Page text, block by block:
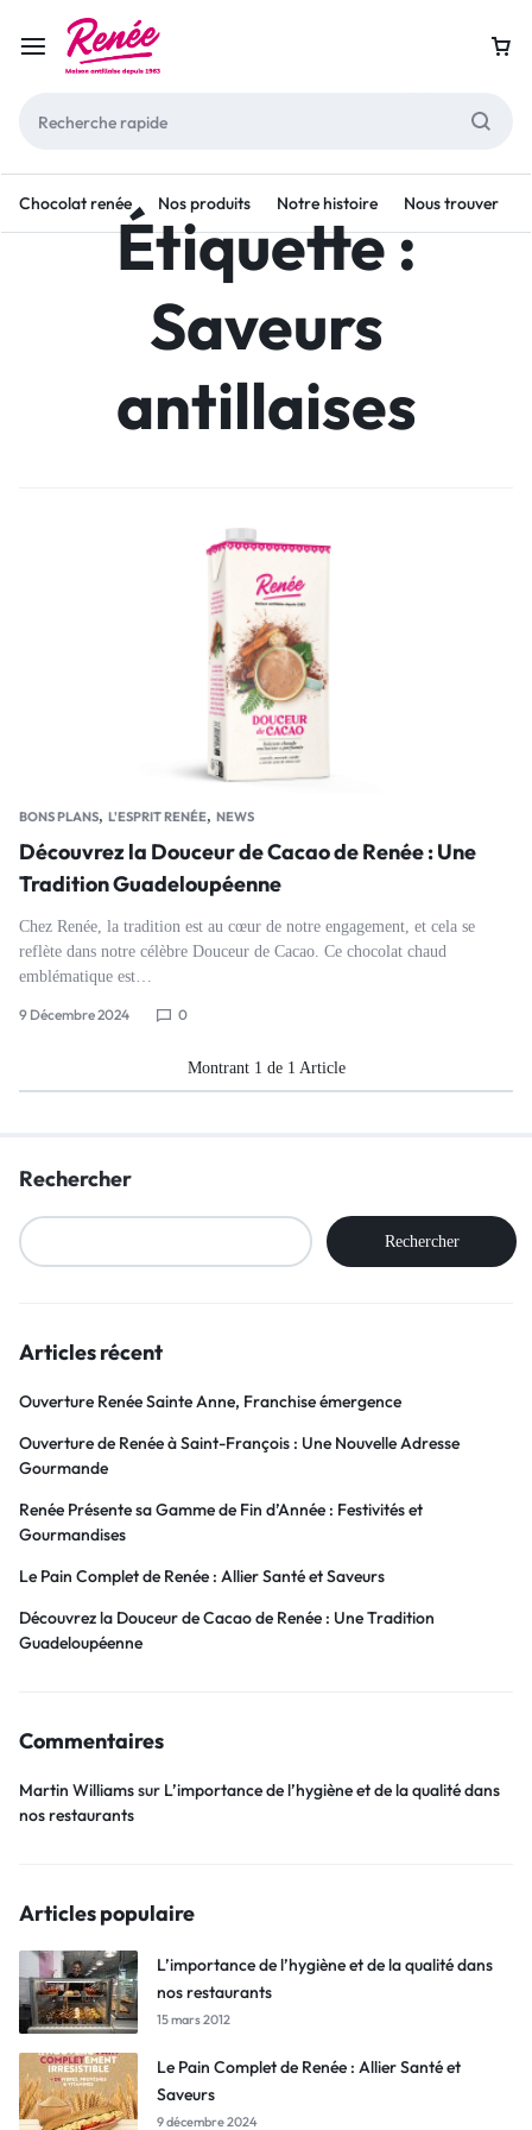
Chocolat renée Nos produits Notre histoire Nous trouver
Étiquette :
Saveurs
antillaises
BONS PLANS, L'ESPRIT RENÉE, NEWS
Découvrez la Douceur de Cacao de Renée : Une
Tradition Guadeloupéenne
Chez Renée, la tradition est au cœur de notre engagement, et cela se
reflète dans notre célèbre Douceur de Cacao. Ce chocolat chaud
emblématique est…
9 Décembre 2024 0
Montrant 1 de 1 Article
Rechercher
Rechercher
Articles récent
Ouverture Renée Sainte Anne, Franchise émergence
Ouverture de Renée à Saint-François : Une Nouvelle Adresse
Gourmande
Renée Présente sa Gamme de Fin d’Année : Festivités et
Gourmandises
Le Pain Complet de Renée : Allier Santé et Saveurs
Découvrez la Douceur de Cacao de Renée : Une Tradition
Guadeloupéenne
Commentaires
Martin Williamssur L’importance de l’hygiène et de la qualité dans
nos restaurants
Articles populaire
L’importance de l’hygiène et de la qualité dans
nos restaurants
15 mars 2012
Le Pain Complet de Renée : Allier Santé et
Saveurs
9 décembre 2024